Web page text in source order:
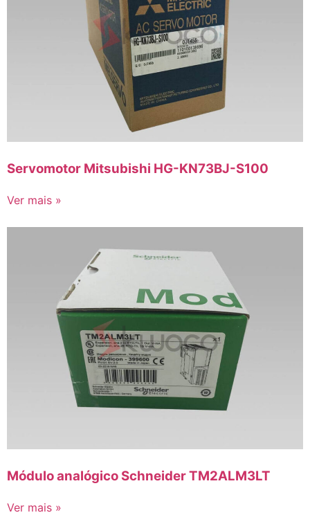
Servomotor Mitsubishi HG-KN73BJ-S100
Ver mais »
Módulo analógico Schneider TM2ALM3LT
Ver mais »